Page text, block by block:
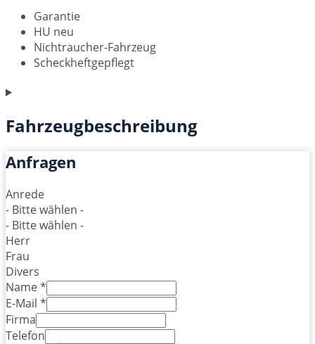
Garantie
HU neu
Nichtraucher-Fahrzeug
Scheckheftgepflegt
Fahrzeugbeschreibung
Anfragen
Anrede
- Bitte wählen -
- Bitte wählen -
Herr
Frau
Divers
Name *
E-Mail *
Firma
Telefon